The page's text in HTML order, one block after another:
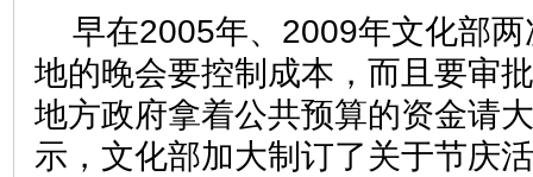
早在2005年、2009年文化部
地的晚会要控制成本，而且要审
地方政府拿着公共预算的资金请
示，文化部加大制订了关于节庆